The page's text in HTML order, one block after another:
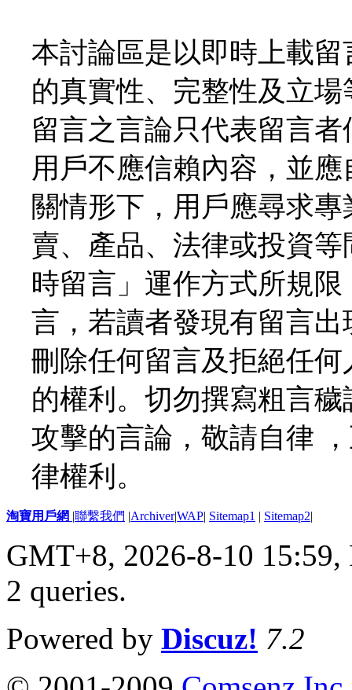
本討論區是以即時上載
的真實性、完整性及立
留言之言論只代表留言
用戶不應信賴內容，並
關情形下，用戶應尋求
賣、產品、法律或投資
時留言」運作方式所規
言，若讀者發現有留言
刪除任何留言及拒絕任
的權利。切勿撰寫粗言
攻擊的言論，敬請自律
律權利。
淘寶用戶網 |聯繫我們 |Archiver|WAP| Sitemap1 | Sitemap2|
GMT+8, 2026-8-10 15:59,
2 queries.
Powered by Discuz! 7.2